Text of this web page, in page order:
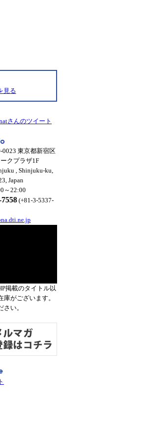
見る
さんのツイート
0023 東京都新宿区
クプラザ1F
, Shinjuku-ku,
Japan
～22:00
(+81-3-5337-
掲載のタイトル以
庫がございます。
い。